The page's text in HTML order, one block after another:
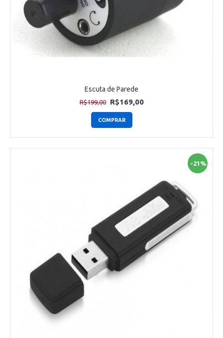
Escuta de Parede
R$199,00 R$169,00
COMPRAR
-21%